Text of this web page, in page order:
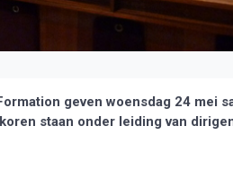
geven woensdag 24 mei
staan onder leiding van